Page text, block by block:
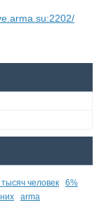
человек
6%
arma